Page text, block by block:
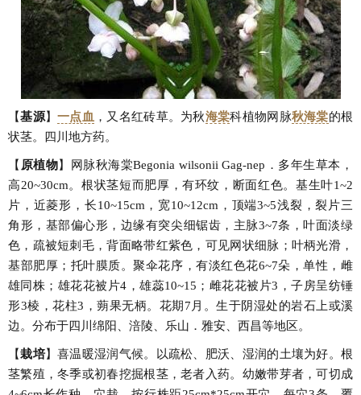
【基源】一点血 ，又名红砖草。为秋海棠科植物网脉秋海棠的根
状茎。四川地方药。
【 原植物】网脉秋海棠Begonia wilsonii Gag-nep．多年生草本，
高20~30cm。根状茎短而肥厚，有环纹，断面红色。基生叶1~2
片，近菱形，长10~15cm，宽10~12cm，顶端3~5浅裂，裂片三
角形，基部偏心形，边缘有突尖细锯齿，主脉3~7条，叶面淡绿
色，疏被短刺毛，背面略带红紫色，可见网状细脉；叶柄光滑，
基部肥厚；托叶膜质。聚伞花序，有淡红色花6~7朵，单性，雌
雄同株；雄花花被片4，雄蕊10~15；雌花花被片3，子房呈纺锤
形3棱，花柱3，蒴果无柄。花期7月。生于阴湿处的岩石上或溪
边。分布于四川绵阳、涪陵、乐山．雅安、西昌等地区。
【栽培】喜温暖湿润气候。以疏松、肥沃、湿润的土壤为好。根
茎繁殖，冬季或初春挖掘根茎，老者入药。幼嫩带芽者，可切成